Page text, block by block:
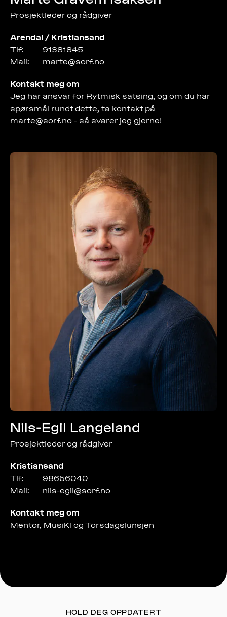
Prosjektleder og rådgiver
Arendal / Kristiansand
Tlf:
91381845
Mail:
marte@sorf.no
Kontakt meg om
Jeg har ansvar for Rytmisk satsing, og om du har
spørsmål rundt dette, ta kontakt på
marte@sorf.no - så svarer jeg gjerne!
Nils-Egil Langeland
Prosjektleder og rådgiver
Kristiansand
Tlf:
98656040
Mail:
nils-egil@sorf.no
Kontakt meg om
Mentor, MusiKI og Torsdagslunsjen
HOLD DEG OPPDATERT